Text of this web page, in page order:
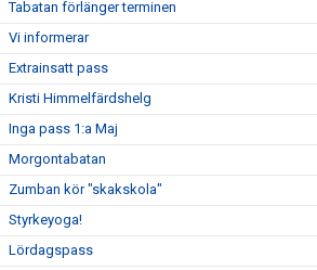
Tabatan förlänger terminen
Vi informerar
Extrainsatt pass
Kristi Himmelfärdshelg
Inga pass 1:a Maj
Morgontabatan
Zumban kör "skakskola"
Styrkeyoga!
Lördagspass